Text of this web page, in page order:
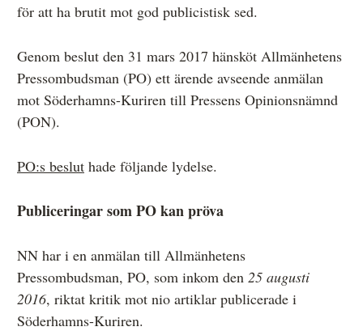
Regler för medier i processen hos MO
Här är medierna som MO kan pröva
Hela listan över frivilligt anslutna medier
Skillnaden mellan Granskningsnämnden och MO
Årsberättelser
Våra huvudmän
Ledamöter i Mediernas Etiknämnd
Stadgar för Mediernas Etiknämnd
för att ha brutit mot god publicistisk sed.
Genom beslut den 31 mars 2017 hänsköt Allmänhetens
Pressombudsman (PO) ett ärende avseende anmälan
mot Söderhamns-Kuriren till Pressens Opinionsnämnd
(PON).
PO:s beslut hade följande lydelse.
Publiceringar som PO kan pröva
NN har i en anmälan till Allmänhetens
Pressombudsman, PO, som inkom den 25 augusti
2016, riktat kritik mot nio artiklar publicerade i
Söderhamns-Kuriren.